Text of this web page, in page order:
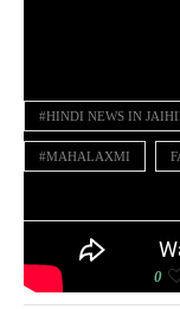
#HINDI NEWS IN
#MAHALAXMI
0